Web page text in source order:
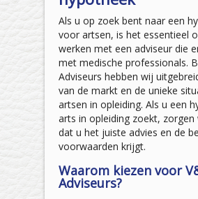
Als u op zoek bent naar een
voor artsen, is het essentieel
werken met een adviseur die
met medische professionals.
Adviseurs hebben wij
van de markt en de unieke
artsen in opleiding. Als u een
arts in opleiding zoekt,
dat u het juiste advies en de
voorwaarden krijgt.
Waarom kiezen voor
Adviseurs?